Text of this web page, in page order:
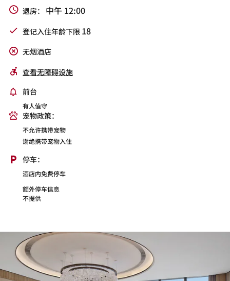
退房： 中午 12:00
登记入住年龄下限 18
无烟酒店
查看无障碍设施
前台
有人值守
宠物政策：
不允许携带宠物
谢绝携带宠物入住
停车：
酒店内免费停车
额外停车信息
不提供
裕兴记精品面馆
大堂吧